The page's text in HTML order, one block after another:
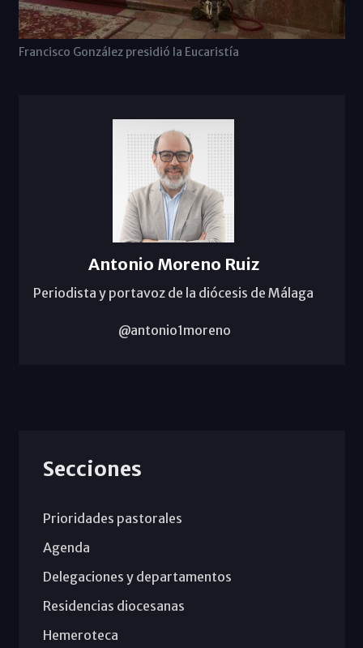
Francisco González presidió la Eucaristía
Antonio Moreno Ruiz
Periodista y portavoz de la diócesis de Málaga
@antonio1moreno
Secciones
Prioridades pastorales
Agenda
Delegaciones y departamentos
Residencias diocesanas
Hemeroteca